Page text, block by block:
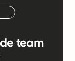
team